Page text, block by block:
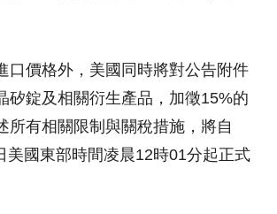
口價格外，美國同時將對公告附件
矽錠及相關衍生產品，加徵15%的
所有相關限制與關稅措施，將自
美國東部時間凌晨12時01分起正式